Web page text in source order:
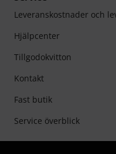
Leveranskostnader och
Hjälpcenter
Tillgodokvitton
Kontakt
Fast butik
Service överblick